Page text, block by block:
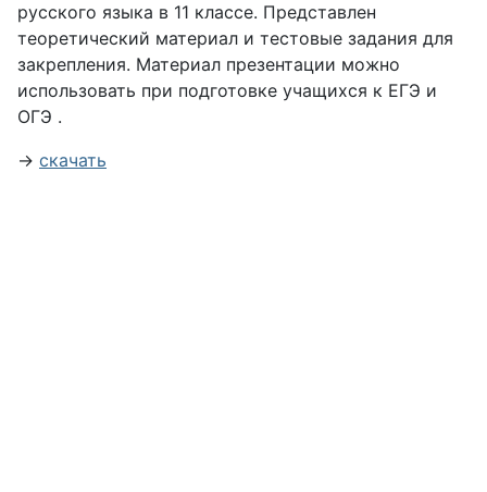
русского языка в 11 классе. Представлен
теоретический материал и тестовые задания для
закрепления. Материал презентации можно
использовать при подготовке учащихся к ЕГЭ и
ОГЭ .
→ скачать